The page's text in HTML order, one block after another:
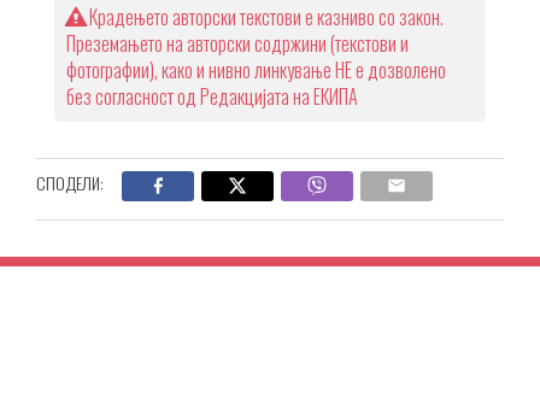
Крадењето авторски текстови е казниво со закон.
Преземањето на авторски содржини (текстови и
фотографии), како и нивно линкување НЕ е дозволено
без согласност од Редакцијата на ЕКИПА
СПОДЕЛИ: